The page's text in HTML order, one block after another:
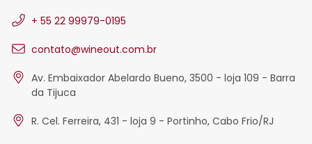
+ 55 22 99979-0195
contato@wineout.com.br
Av. Embaixador Abelardo Bueno, 3500 - loja 109 - Barra
da Tijuca
R. Cel. Ferreira, 431 - loja 9 - Portinho, Cabo Frio/RJ